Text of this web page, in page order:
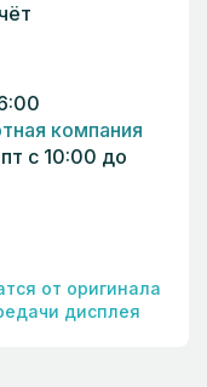
компания
с 10:00 до
от оригинала
дисплея